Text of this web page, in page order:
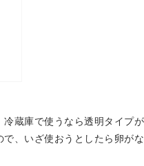
蔵庫で使うなら透明タイプ
、いざ使おうとしたら卵が